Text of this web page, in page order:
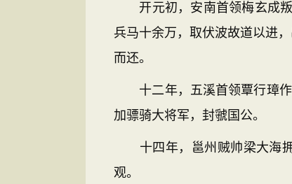
开元初，安南首领梅玄成叛
兵马十余万，取伏波故道以进
而还。
十二年，五溪首领覃行璋作
加骠骑大将军，封虢国公。
十四年，邕州贼帅梁大海拥
观。